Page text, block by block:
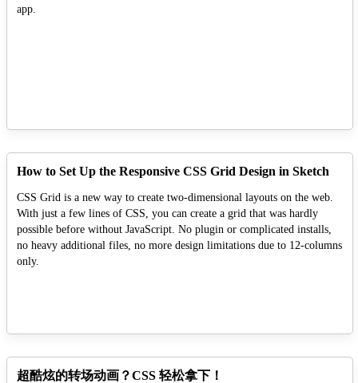
app.
How to Set Up the Responsive CSS Grid Design in Sketch
CSS Grid is a new way to create two-dimensional layouts on the web.
With just a few lines of CSS, you can create a grid that was hardly
possible before without JavaScript. No plugin or complicated installs,
no heavy additional files, no more design limitations due to 12-columns
only.
超酷炫的转场动画？CSS 轻松拿下！